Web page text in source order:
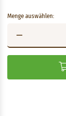
Menge auswählen: